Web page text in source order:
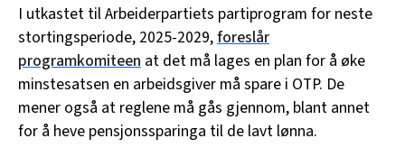
I utkastet til Arbeiderpartiets partiprogram for neste
stortingsperiode, 2025-2029,foreslår
programkomiteen at det må lages en plan for å øke
minstesatsen en arbeidsgiver må spare i OTP. De
mener også at reglene må gås gjennom, blant annet
for å heve pensjonssparinga til de lavt lønna.